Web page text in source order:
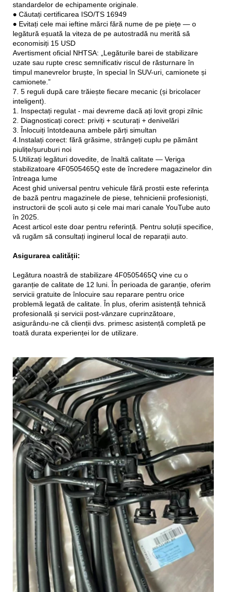
standardelor de echipamente originale.
● Căutați certificarea ISO/TS 16949
● Evitați cele mai ieftine mărci fără nume de pe piețe — o
legătură eșuată la viteza de pe autostradă nu merită să
economisiți 15 USD
Avertisment oficial NHTSA: „Legăturile barei de stabilizare
uzate sau rupte cresc semnificativ riscul de răsturnare în
timpul manevrelor bruște, în special în SUV-uri, camionete și
camionete.”
7. 5 reguli după care trăiește fiecare mecanic (și bricolacer
inteligent).
1. Inspectați regulat - mai devreme dacă ați lovit gropi zilnic
2. Diagnosticați corect: priviți + scuturați + denivelări
3. Înlocuiți întotdeauna ambele părți simultan
4.Instalați corect: fără grăsime, strângeți cuplu pe pământ
piulițe/șuruburi noi
5.Utilizați legături dovedite, de înaltă calitate — Veriga
stabilizatoare 4F0505465Q este de încredere magazinelor din
întreaga lume
Acest ghid universal pentru vehicule fără prostii este referința
de bază pentru magazinele de piese, tehnicienii profesioniști,
instructorii de școli auto și cele mai mari canale YouTube auto
în 2025.
Acest articol este doar pentru referință. Pentru soluții specifice,
vă rugăm să consultați inginerul local de reparații auto.
Asigurarea calității:
Legătura noastră de stabilizare 4F0505465Q vine cu o
garanție de calitate de 12 luni. În perioada de garanție, oferim
servicii gratuite de înlocuire sau reparare pentru orice
problemă legată de calitate. În plus, oferim asistență tehnică
profesională și servicii post-vânzare cuprinzătoare,
asigurându-ne că clienții dvs. primesc asistență completă pe
toată durata experienței lor de utilizare.